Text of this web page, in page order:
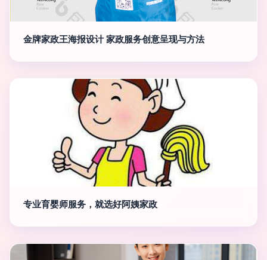
金牌家政王海报设计 家政服务创意呈现与方法
专业育婴师服务，就选好阿姨家政